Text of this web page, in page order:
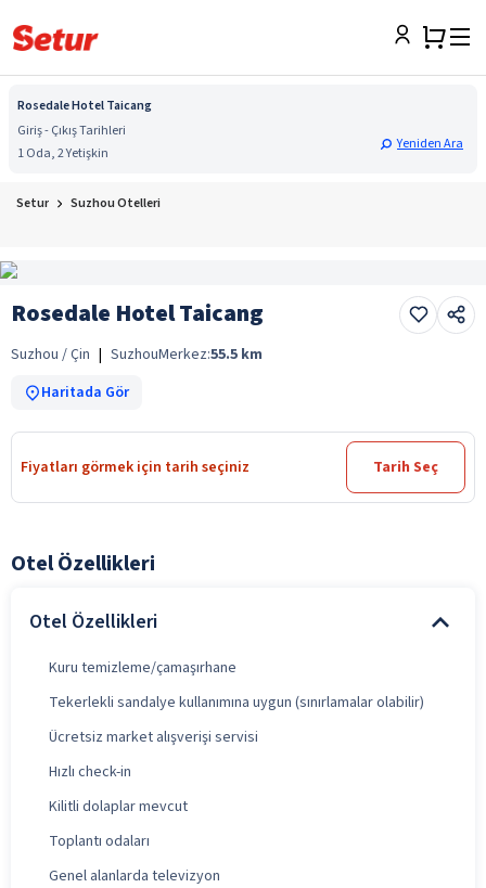
Rosedale Hotel Taicang
Giriş - Çıkış Tarihleri
1 Oda, 2 Yetişkin
Yeniden Ara
Setur Suzhou Otelleri
Rosedale Hotel Taicang
Suzhou / Çin | SuzhouMerkez:55.5 km
Haritada Gör
Fiyatları görmek için tarih seçiniz Tarih Seç
Otel Özellikleri
Otel Özellikleri
Kuru temizleme/çamaşırhane
Tekerlekli sandalye kullanımına uygun (sınırlamalar olabilir)
Ücretsiz market alışverişi servisi
Hızlı check-in
Kilitli dolaplar mevcut
Toplantı odaları
Genel alanlarda televizyon